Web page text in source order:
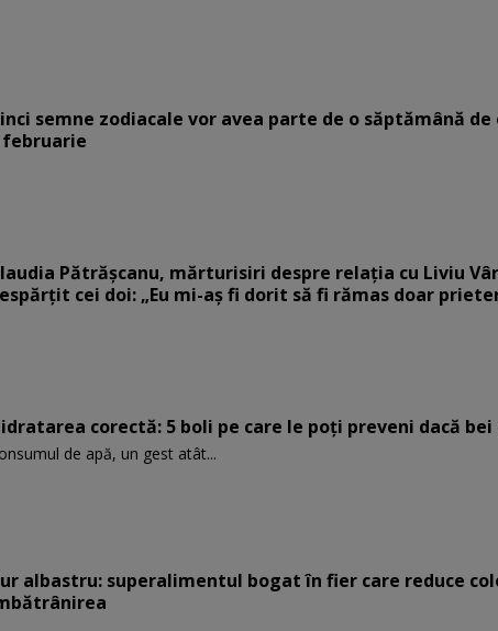
semne zodiacale vor avea parte de o săptămână
februarie
Pătrășcanu, mărturisiri despre relația cu Liviu
cei doi: „Eu mi-aș fi dorit să fi rămas doar
corectă: 5 boli pe care le poți preveni dacă
de apă, un gest atât...
albastru: superalimentul bogat în fier care reduce